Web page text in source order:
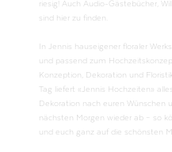
riesig! Auch Audio-Gästebücher,
sind hier zu finden.
In Jennis hauseigener floraler
und passend zum
Konzeption, Dekoration und
Tag liefert «Jennis Hochzeiten»
Dekoration nach euren
nächsten Morgen wieder ab – so
und euch ganz auf die schönsten